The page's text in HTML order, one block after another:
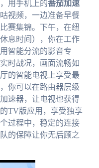
用手机上的番茄加速
视频，一边准备早餐
赛集锦。下午，在纽
息时间），你在工作
智能分流的影音专
时战况，画面流畅如
的智能电视上享受最
你可以在路由器层级
速器，让电视也获得
TV版应用，享受独享
过程中，稳定的连接
的保障让你无后顾之